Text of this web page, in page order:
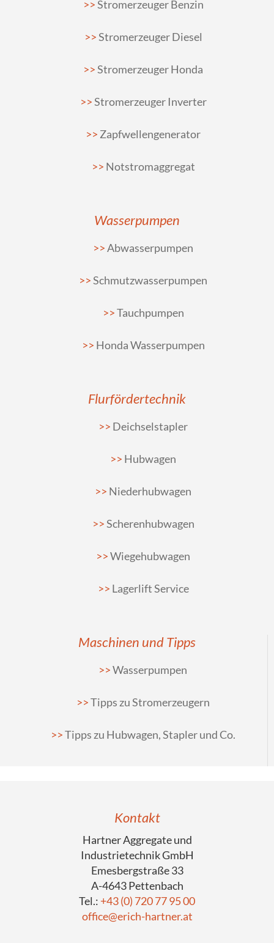
Stromerzeuger Benzin
Stromerzeuger Diesel
Stromerzeuger Honda
Stromerzeuger Inverter
Zapfwellengenerator
Notstromaggregat
Wasserpumpen
Abwasserpumpen
Schmutzwasserpumpen
Tauchpumpen
Honda Wasserpumpen
Flurfördertechnik
Deichselstapler
Hubwagen
Niederhubwagen
Scherenhubwagen
Wiegehubwagen
Lagerlift Service
Maschinen und Tipps
Wasserpumpen
Tipps zu Stromerzeugern
Tipps zu Hubwagen, Stapler und Co.
Kontakt
Hartner Aggregate und
Industrietechnik GmbH
Emesbergstraße 33
A-4643 Pettenbach
Tel.: +43 (0) 720 77 95 00
office@erich-hartner.at